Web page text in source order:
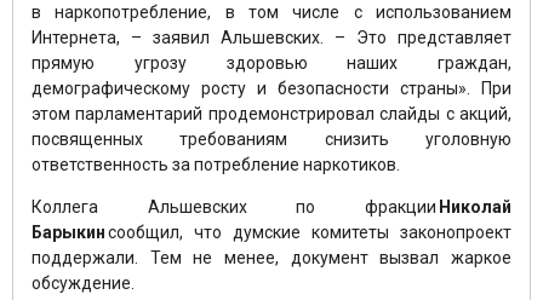
в наркопотребление, в том числе с использованием
Интернета, – заявил Альшевских. – Это представляет
прямую угрозу здоровью наших граждан,
демографическому росту и безопасности страны». При
этом парламентарий продемонстрировал слайды с акций,
посвященных требованиям снизить уголовную
ответственность за потребление наркотиков.
Коллега Альшевских по фракции Николай
Барыкинсообщил, что думские комитеты законопроект
поддержали. Тем не менее, документ вызвал жаркое
обсуждение.